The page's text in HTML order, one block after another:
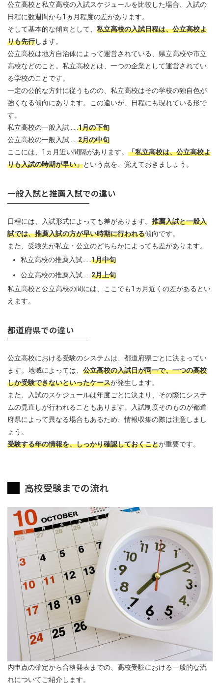
公立高校と私立高校の入試スケジュールを比較した場合、入試の
日程に数週間から1ヵ月程度の差があります。
そして基本的な傾向として、 私立高校の入試日程は、公立高校よ
りも先行します。
公立高校は地方自治体によって運営されている、県立高校や市立
高校などのこと。私立高校とは、一つの企業として運営されてい
る学校のことです。
一定の公的な方針に従うものの、私立高校はその学校の独自色が
強くなる傾向にあります。この違いが、日程にも現れている形で
す。
私立高校の一般入試……1月の下旬
公立高校の一般入試……2月の中旬
ここには、1ヵ月近い間隔があります。 「私立高校は、公立高校よ
りも入試の時期が早い」という点を、覚えておきましょう。
一般入試と推薦入試での違い
日程には、入試形式によっても差があります。 推薦入試と一般入
試では、推薦入試の方が早い時期に行われる傾向です。
また、受験先が私立・公立のどちらかによっても差があります。
私立高校の推薦入試……1月中旬
公立高校の推薦入試……2月上旬
私立高校と公立高校の間には、ここでも1ヵ月近くの差があるとい
えます。
都道府県での違い
公立高校における受験のシステムは、都道府県ごとに決まってい
ます。地域によっては、 公立高校の入試日が同一で、一つの高校
しか受験できないといったケースが発生します。
また、入試のスケジュールは年度ごとに決まり、その際にシステ
ムの見直しが行われることもあります。入試制度そのものが都道
府県によって異なる場合もあるため、情報収集の際は注意しまし
ょう。
受験する年の情報を、しっかり確認しておくことが重要です。
高校受験までの流れ
内申点の確定から合格発表までの、高校受験における一般的な流
れについてご紹介します。